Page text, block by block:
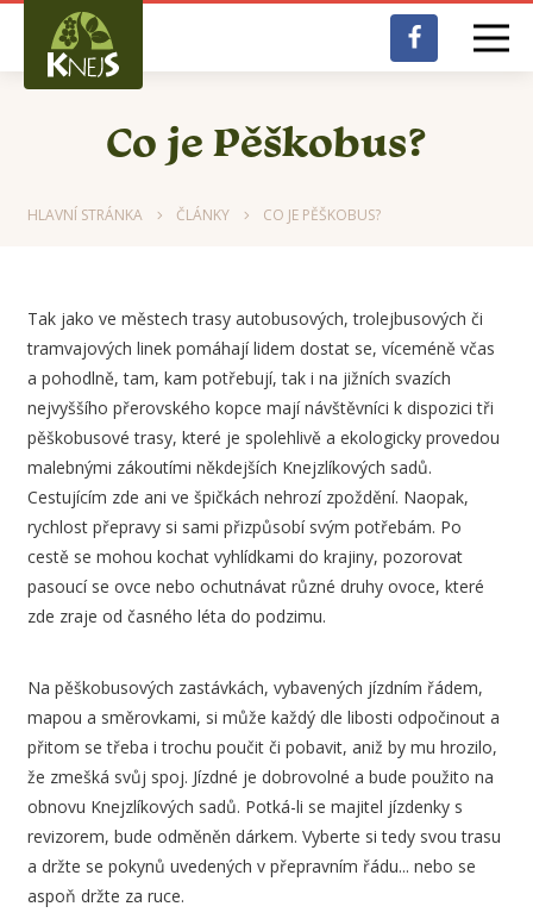
Co je Pěškobus?
HLAVNÍ STRÁNKA ČLÁNKY CO JE PĚŠKOBUS?
Tak jako ve městech trasy autobusových, trolejbusových či
tramvajových linek pomáhají lidem dostat se, víceméně včas
a pohodlně, tam, kam potřebují, tak i na jižních svazích
nejvyššího přerovského kopce mají návštěvníci k dispozici tři
pěškobusové trasy, které je spolehlivě a ekologicky provedou
malebnými zákoutími někdejších Knejzlíkových sadů.
Cestujícím zde ani ve špičkách nehrozí zpoždění. Naopak,
rychlost přepravy si sami přizpůsobí svým potřebám. Po
cestě se mohou kochat vyhlídkami do krajiny, pozorovat
pasoucí se ovce nebo ochutnávat různé druhy ovoce, které
zde zraje od časného léta do podzimu.
Na pěškobusových zastávkách, vybavených jízdním řádem,
mapou a směrovkami, si může každý dle libosti odpočinout a
přitom se třeba i trochu poučit či pobavit, aniž by mu hrozilo,
že zmešká svůj spoj. Jízdné je dobrovolné a bude použito na
obnovu Knejzlíkových sadů. Potká-li se majitel jízdenky s
revizorem, bude odměněn dárkem. Vyberte si tedy svou trasu
a držte se pokynů uvedených v přepravním řádu... nebo se
aspoň držte za ruce.